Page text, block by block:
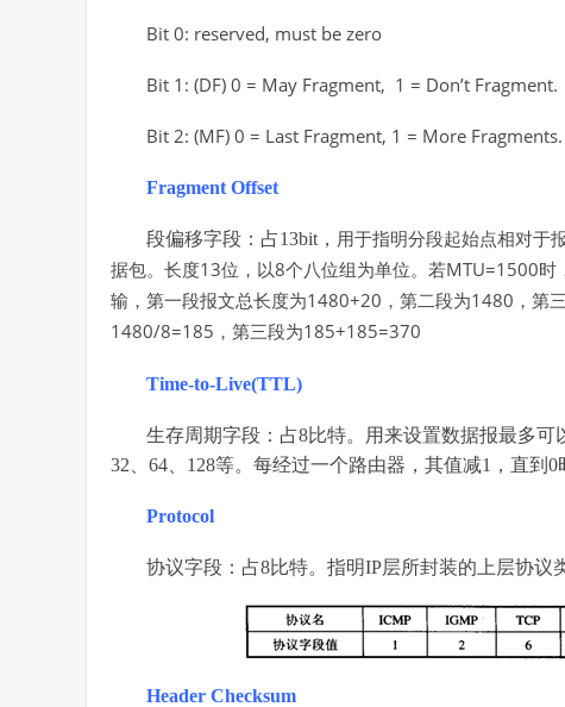
Bit 0: reserved, must be zero
Bit 1: (DF) 0 = May Fragment, 1 = Don’t Fragment.
Bit 2: (MF) 0 = Last Fragment, 1 = More Fragments.
Fragment Offset
段偏移字段：占13bit， 用于指明分段起始点相对于
据包。长度13位，以8个八位组为单位。 若MTU=1500时
输，第一段报文总长度为1480+20 ，第二段为1480 ，第
1480/8=185 ，第三段为185+185=370
Time-to-Live(TTL)
生存周期字段：占8比特。用来设置数据报最多
32、64、128等。每经过一个路由器，其值减1，直到
Protocol
协议字段：占8比特。指明IP层所封装的上层协议
Header Checksum